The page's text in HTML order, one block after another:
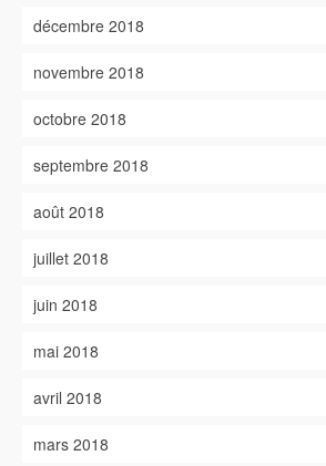
décembre 2018
novembre 2018
octobre 2018
septembre 2018
août 2018
juillet 2018
juin 2018
mai 2018
avril 2018
mars 2018